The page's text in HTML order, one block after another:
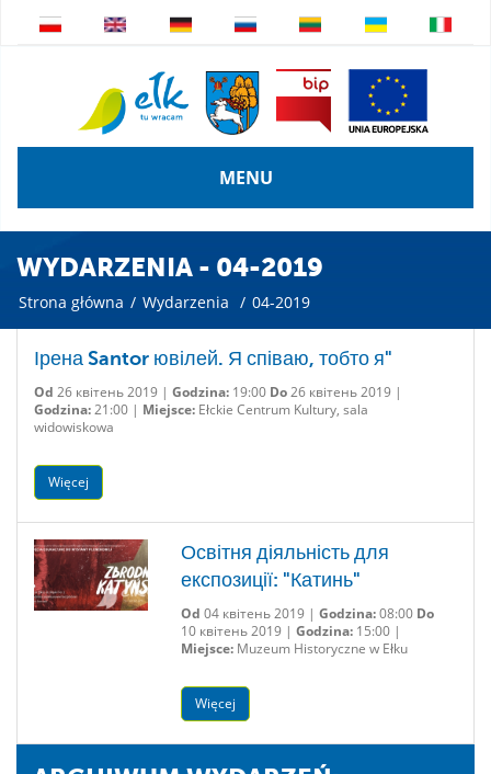
MENU
WYDARZENIA - 04-2019
Strona główna / Wydarzenia / 04-2019
Ірена Santor ювілей. Я співаю, тобто я"
Od 26 квітень 2019 | Godzina: 19:00 Do26 квітень 2019 |
Godzina:21:00 | Miejsce: Ełckie Centrum Kultury, sala
widowiskowa
Więcej
Освітня діяльність для
експозиції: "Катинь"
Od 04 квітень 2019 | Godzina:08:00 Do
10 квітень 2019 | Godzina:15:00 |
Miejsce:Muzeum Historyczne w Ełku
Więcej